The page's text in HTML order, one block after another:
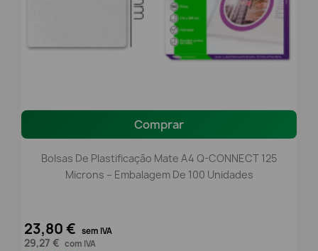
Comprar
Bolsas De Plastificação Mate A4 Q-CONNECT 125
Microns – Embalagem De 100 Unidades
23,80 € sem IVA
29,27 € com IVA